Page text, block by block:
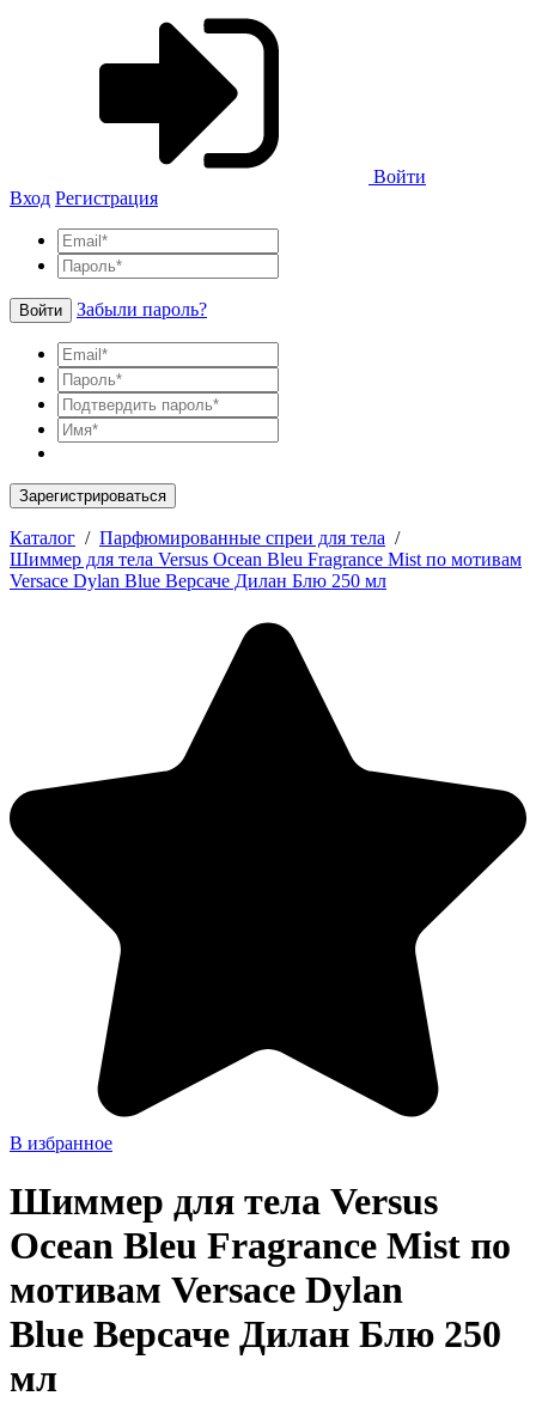
Войти
Вход Регистрация
Войти Забыли пароль?
Зарегистрироваться
Каталог / Парфюмированные спреи для тела /
Шиммер для тела Versus Ocean Bleu Fragrance Mist по мотивам
Versace Dylan Blue Версаче Дилан Блю 250 мл
В избранное
Шиммер для тела Versus
Ocean Bleu Fragrance Mist по
мотивам Versace Dylan
Blue Версаче Дилан Блю 250
мл